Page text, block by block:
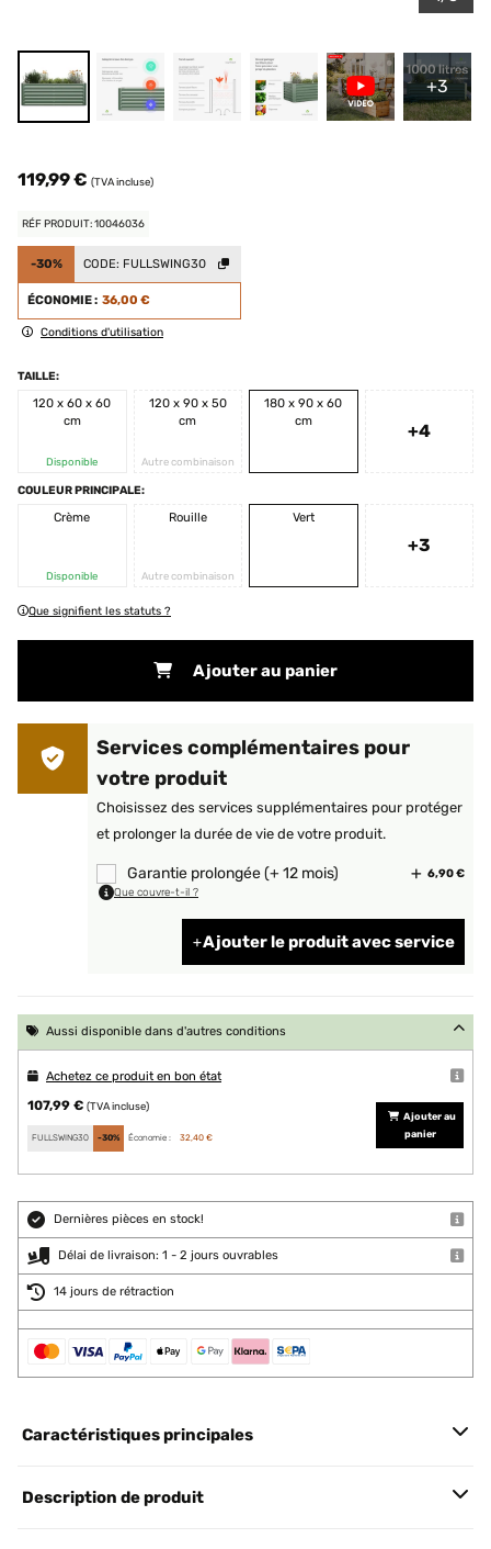
+3
119,99 € (TVA incluse)
RÉF PRODUIT: 10046036
-30% CODE: FULLSWING30
ÉCONOMIE : 36,00 €
Conditions d'utilisation
TAILLE:
120 x 60 x 60
cm
Disponible
120 x 90 x 50
cm
Autre combinaison
180 x 90 x 60
cm
+4
COULEUR PRINCIPALE:
Crème
Disponible
Rouille
Autre combinaison
Vert
+3
Que signifient les statuts ?
Ajouter au panier
Services complémentaires pour
votre produit
Choisissez des services supplémentaires pour protéger
et prolonger la durée de vie de votre produit.
Garantie prolongée (+ 12 mois) 6,90 €
Que couvre-t-il ?
Ajouter le produit avec service
Aussi disponible dans d'autres conditions
Achetez ce produit en bon état
107,99 € (TVA incluse)
FULLSWING30 -30% Économie : 32,40 €
Ajouter au
panier
Dernières pièces en stock!
Délai de livraison: 1 - 2 jours ouvrables
14 jours de rétraction
Caractéristiques principales
Description de produit